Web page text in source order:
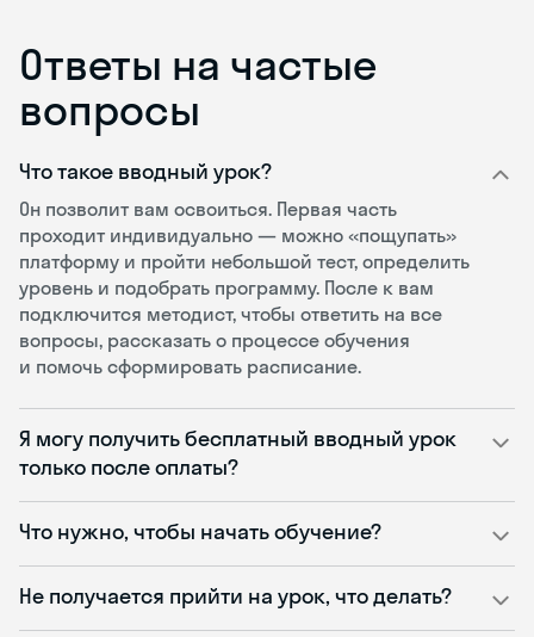
Ответы на частые
вопросы
Что такое вводный урок?
Он позволит вам освоиться. Первая часть
проходит индивидуально — можно «пощупать»
платформу и пройти небольшой тест, определить
уровень и подобрать программу. После к вам
подключится методист, чтобы ответить на все
вопросы, рассказать о процессе обучения
и помочь сформировать расписание.
Я могу получить бесплатный вводный урок
только после оплаты?
Что нужно, чтобы начать обучение?
Не получается прийти на урок, что делать?